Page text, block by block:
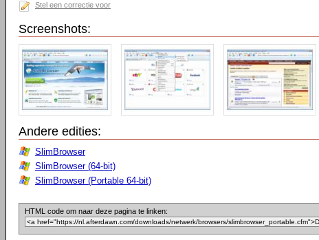
Stel een correctie voor
Screenshots:
Andere edities:
SlimBrowser
SlimBrowser (64-bit)
SlimBrowser (Portable 64-bit)
HTML code om naar deze pagina te linken: